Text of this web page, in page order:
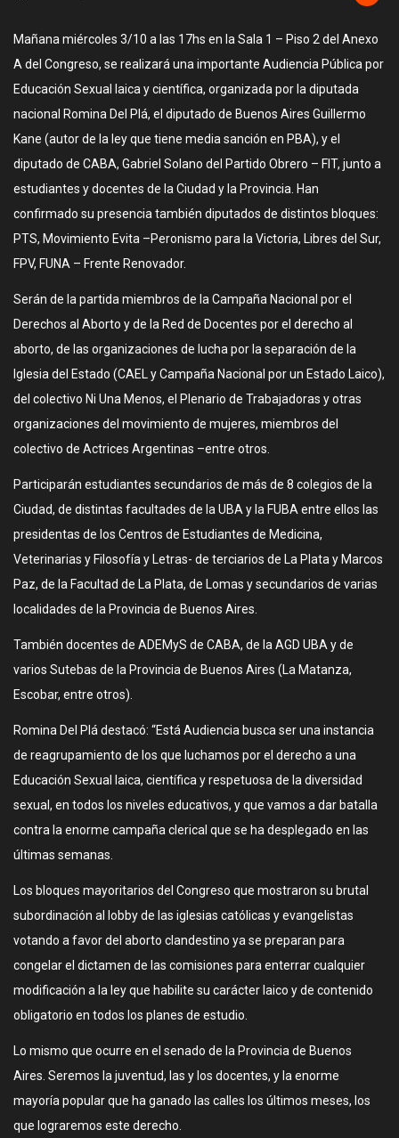
Mañana miércoles 3/10 a las 17hs en la Sala 1 – Piso 2 del Anexo
A del Congreso, se realizará una importante Audiencia Pública por
Educación Sexual laica y científica, organizada por la diputada
nacional Romina Del Plá, el diputado de Buenos Aires Guillermo
Kane (autor de la ley que tiene media sanción en PBA), y el
diputado de CABA, Gabriel Solano del Partido Obrero – FIT, junto a
estudiantes y docentes de la Ciudad y la Provincia. Han
confirmado su presencia también diputados de distintos bloques:
PTS, Movimiento Evita –Peronismo para la Victoria, Libres del Sur,
FPV, FUNA – Frente Renovador.
Serán de la partida miembros de la Campaña Nacional por el
Derechos al Aborto y de la Red de Docentes por el derecho al
aborto, de las organizaciones de lucha por la separación de la
Iglesia del Estado (CAEL y Campaña Nacional por un Estado Laico),
del colectivo Ni Una Menos, el Plenario de Trabajadoras y otras
organizaciones del movimiento de mujeres, miembros del
colectivo de Actrices Argentinas –entre otros.
Participarán estudiantes secundarios de más de 8 colegios de la
Ciudad, de distintas facultades de la UBA y la FUBA entre ellos las
presidentas de los Centros de Estudiantes de Medicina,
Veterinarias y Filosofía y Letras- de terciarios de La Plata y Marcos
Paz, de la Facultad de La Plata, de Lomas y secundarios de varias
localidades de la Provincia de Buenos Aires.
También docentes de ADEMyS de CABA, de la AGD UBA y de
varios Sutebas de la Provincia de Buenos Aires (La Matanza,
Escobar, entre otros).
Romina Del Plá destacó: “Está Audiencia busca ser una instancia
de reagrupamiento de los que luchamos por el derecho a una
Educación Sexual laica, científica y respetuosa de la diversidad
sexual, en todos los niveles educativos, y que vamos a dar batalla
contra la enorme campaña clerical que se ha desplegado en las
últimas semanas.
Los bloques mayoritarios del Congreso que mostraron su brutal
subordinación al lobby de las iglesias católicas y evangelistas
votando a favor del aborto clandestino ya se preparan para
congelar el dictamen de las comisiones para enterrar cualquier
modificación a la ley que habilite su carácter laico y de contenido
obligatorio en todos los planes de estudio.
Lo mismo que ocurre en el senado de la Provincia de Buenos
Aires. Seremos la juventud, las y los docentes, y la enorme
mayoría popular que ha ganado las calles los últimos meses, los
que lograremos este derecho.